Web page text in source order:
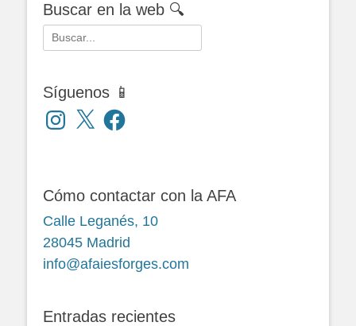
Buscar en la web 🔍
Buscar:
Síguenos 📱
Instagram
X Facebook
Cómo contactar con la AFA
Calle Leganés, 10
28045 Madrid
info@afaiesforges.com
Entradas recientes